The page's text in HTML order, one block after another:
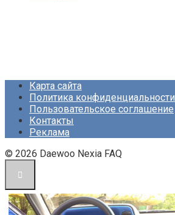
Карта сайта
Политика конфиденциальности
Пользовательское соглашение
Контакты
Реклама
© 2026 Daewoo Nexia FAQ